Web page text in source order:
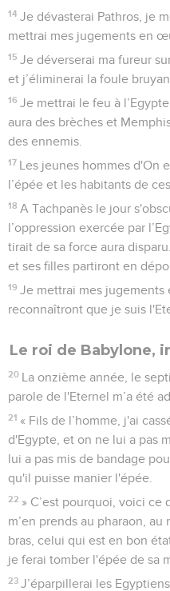
14 Je dévasterai Pathros, je
mettrai mes jugements en
15 Je déverserai ma fureur
et j’éliminerai la foule
16 Je mettrai le feu à
aura des brèches et
des ennemis.
17 Les jeunes hommes d'On
l’épée et les habitants de
18 A Tachpanès le jour
l’oppression exercée par
tirait de sa force aura
et ses filles partiront en
19 Je mettrai mes
reconnaîtront que je suis
Le roi de Babylone,
20 La onzième année, le
parole de l'Eternel m’a été
21 « Fils de l’homme, j'ai
d'Egypte, et on ne lui a pas
lui a pas mis de bandage
qu'il puisse manier l'épée.
22 » C’est pourquoi, voici ce
m’en prends au pharaon,
bras, celui qui est en bon
je ferai tomber l'épée de sa
23 J’éparpillerai les